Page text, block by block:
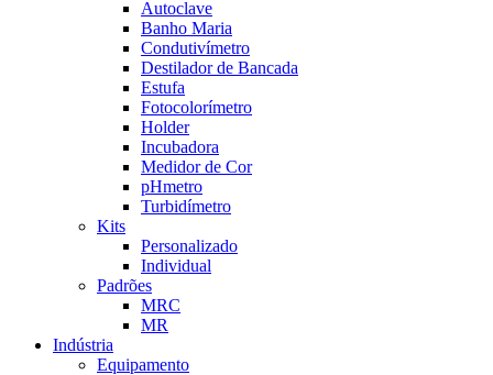
Autoclave
Banho Maria
Condutivímetro
Destilador de Bancada
Estufa
Fotocolorímetro
Holder
Incubadora
Medidor de Cor
pHmetro
Turbidímetro
Kits
Personalizado
Individual
Padrões
MRC
MR
Indústria
Equipamento